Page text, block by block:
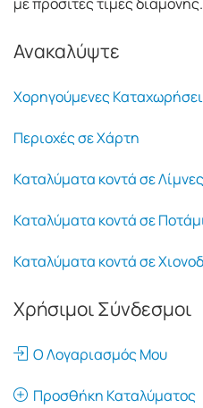
με προσιτές τιμές διαμονής.
Ανακαλύψτε
Χορηγούμενες
Περιοχές σε Χάρτη
Καταλύματα κοντά σε Λίμνες
Καταλύματα κοντά σε
Καταλύματα κοντά σε
Χρήσιμοι Σύνδεσμοι
Ο Λογαριασμός Μου
Προσθήκη Καταλύματος